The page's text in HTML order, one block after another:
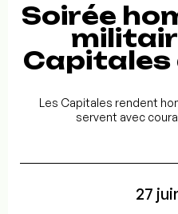
Soirée
Capitales
Les Capitales rendent
servent avec
27